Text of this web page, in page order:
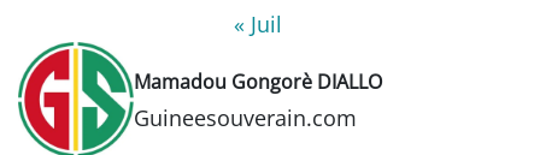
« Juil
Mamadou Gongorè DIALLO
Guineesouverain.com